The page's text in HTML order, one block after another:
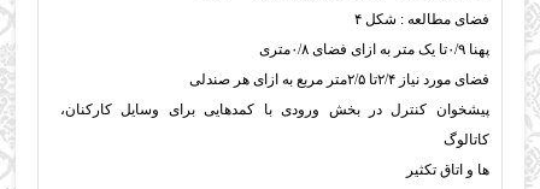
فضای مطالعه : شکل ۴
پهنا ۰/۹تا یک متر به ازای فضای ۰/۸متری
فضای مورد نیاز ۲/۴تا ۲/۵متر مربع به ازای هر صندلی
پیشخوان کنترل در بخش ورودی با کمدهایی برای وسایل کارکنان،
کاتالوگ
ها و اتاق تکثیر